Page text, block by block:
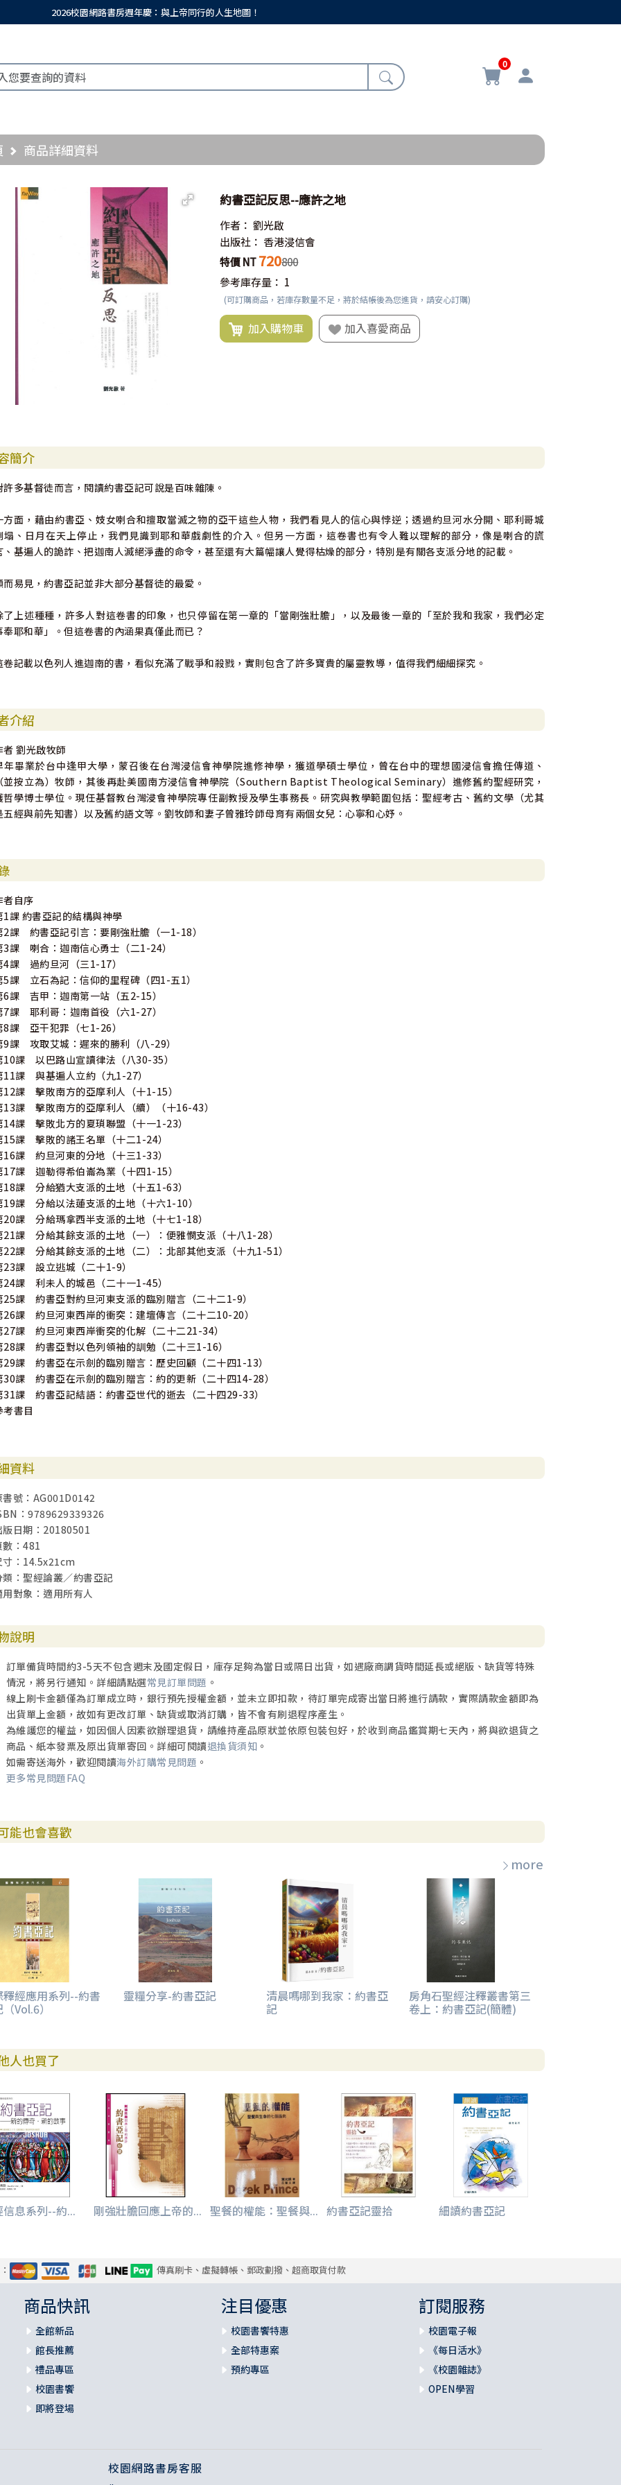
2026校園網路書房週年慶：與上帝同行的人生地圖！
0
商品詳細資料
約書亞記反思--應許之地
作者： 劉光啟
出版社： 香港浸信會
特價 NT720800
參考庫存量： 1
(可訂購商品，若庫存數量不足，將於結帳後為您進貨，請安心訂購)
加入購物車 加入喜愛商品
簡介
許多基督徒而言，閱讀約書亞記可說是百味雜陳。
方面，藉由約書亞、妓女喇合和擅取當滅之物的亞干這些人物，我們看見人的信心與悖逆；透過約旦河水分開、耶利哥城
塌、日月在天上停止，我們見識到耶和華戲劇性的介入。但另一方面，這卷書也有令人難以理解的部分，像是喇合的謊
、基遍人的詭詐、把迦南人滅絕淨盡的命令，甚至還有大篇幅讓人覺得枯燥的部分，特別是有關各支派分地的記載。
而易見，約書亞記並非大部分基督徒的最愛。
了上述種種，許多人對這卷書的印象，也只停留在第一章的「當剛強壯膽」，以及最後一章的「至於我和我家，我們必定
奉耶和華」。但這卷書的內涵果真僅此而已？
卷記載以色列人進迦南的書，看似充滿了戰爭和殺戮，實則包含了許多寶貴的屬靈教導，值得我們細細探究。
介紹
者 劉光啟牧師
年畢業於台中逢甲大學，蒙召後在台灣浸信會神學院進修神學，獲道學碩士學位，曾在台中的理想國浸信會擔任傳道、
並按立為）牧師，其後再赴美國南方浸信會神學院（Southern Baptist Theological Seminary）進修舊約聖經研究，
哲學博士學位。現任基督教台灣浸會神學院專任副教授及學生事務長。研究與教學範圍包括：聖經考古、舊約文學（尤其
五經與前先知書）以及舊約語文等。劉牧師和妻子曾雅玲師母育有兩個女兒：心寧和心妤。
者自序
1課 約書亞記的結構與神學
2課 約書亞記引言：要剛強壯膽（一1-18）
3課 喇合：迦南信心勇士（二1-24）
4課 過約旦河（三1-17）
5課 立石為記：信仰的里程碑（四1-五1）
6課 吉甲：迦南第一站（五2-15）
7課 耶利哥：迦南首役（六1-27）
8課 亞干犯罪（七1-26）
9課 攻取艾城：遲來的勝利（八-29）
10課 以巴路山宣讀律法（八30-35）
11課 與基遍人立約（九1-27）
12課 擊敗南方的亞摩利人（十1-15）
13課 擊敗南方的亞摩利人（續）（十16-43）
14課 擊敗北方的夏瑣聯盟（十一1-23）
15課 擊敗的諸王名單（十二1-24）
16課 約旦河東的分地（十三1-33）
17課 迦勒得希伯崙為業（十四1-15）
18課 分給猶大支派的土地（十五1-63）
19課 分給以法蓮支派的土地（十六1-10）
20課 分給瑪拿西半支派的土地（十七1-18）
21課 分給其餘支派的土地（一）：便雅憫支派（十八1-28）
22課 分給其餘支派的土地（二）：北部其他支派（十九1-51）
23課 設立逃城（二十1-9）
24課 利未人的城邑（二十一1-45）
25課 約書亞對約旦河東支派的臨別贈言（二十二1-9）
26課 約旦河東西岸的衝突：建壇傳言（二十二10-20）
27課 約旦河東西岸衝突的化解（二十二21-34）
28課 約書亞對以色列領袖的訓勉（二十三1-16）
29課 約書亞在示劍的臨別贈言：歷史回顧（二十四1-13）
30課 約書亞在示劍的臨別贈言：約的更新（二十四14-28）
31課 約書亞記結語：約書亞世代的逝去（二十四29-33）
考書目
資料
書號：AG001D0142
：9789629339326
版日期：20180501
數：481
寸：14.5x21cm
類：聖經論叢／約書亞記
用對象：適用所有人
說明
訂單備貨時間約3-5天不包含週末及國定假日，庫存足夠為當日或隔日出貨，如遇廠商調貨時間延長或絕版、缺貨等特殊
情況，將另行通知。詳細請點選常見訂單問題 。
線上刷卡金額僅為訂單成立時，銀行預先授權金額，並未立即扣款，待訂單完成寄出當日將進行請款，實際請款金額即為
出貨單上金額，故如有更改訂單、缺貨或取消訂購，皆不會有刷退程序產生。
為維護您的權益，如因個人因素欲辦理退貨，請維持產品原狀並依原包裝包好，於收到商品鑑賞期七天內，將與欲退貨之
商品、紙本發票及原出貨單寄回。詳細可閱讀退換貨須知 。
如需寄送海外，歡迎閱讀海外訂購常見問題 。
更多常見問題FAQ
能也會喜歡
more
釋經應用系列--約書
Vol.6）
靈糧分享-約書亞記 清晨嗎哪到我家：約書亞
記
房角石聖經注釋叢書第三
卷上：約書亞記(簡體)
人也買了
信息系列--約... 剛強壯膽回應上帝的... 聖餐的權能：聖餐與... 約書亞記靈拾 細讀約書亞記
傳真刷卡、虛擬轉帳、郵政劃撥、超商取貨付款
商品快訊
全館新品
館長推薦
禮品專區
校園書饗
即將登場
注目優惠
校園書饗特惠
全部特惠案
預約專區
訂閱服務
校園電子報
《每日活水》
《校園雜誌》
OPEN學習
校園網路書房客服